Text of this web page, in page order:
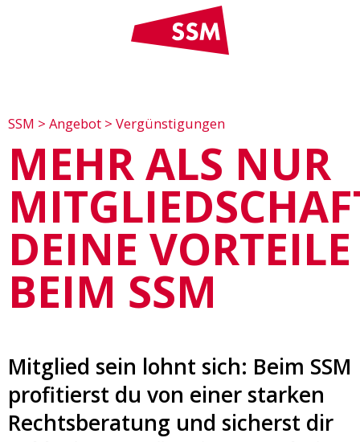
SSM > Angebot > Vergünstigungen
MEHR ALS NUR
DEINE VORTEILE
BEIM SSM
Mitglied sein lohnt sich: Beim SSM
profitierst du von einer starken
Rechtsberatung und sicherst dir